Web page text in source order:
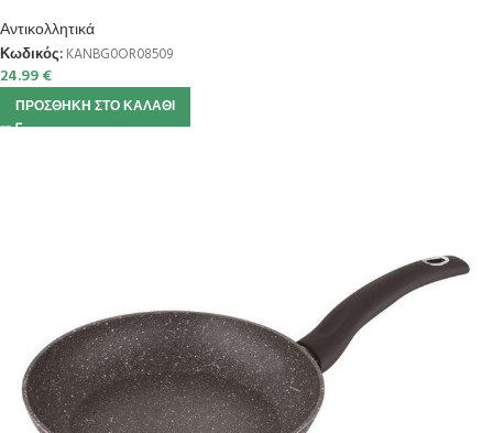
Αντικολλητικά
Κωδικός: KANBG0OR08509
24.99€
ΠΡΟΣΘΉΚΗ ΣΤΟ ΚΑΛΆΘΙ